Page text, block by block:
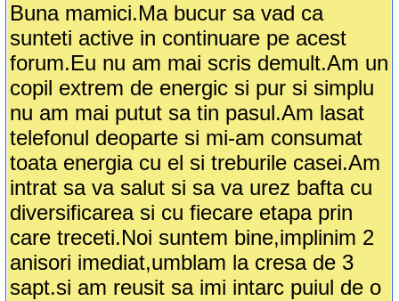
Buna mamici.Ma bucur sa vad ca
sunteti active in continuare pe acest
forum.Eu nu am mai scris demult.Am un
copil extrem de energic si pur si simplu
nu am mai putut sa tin pasul.Am lasat
telefonul deoparte si mi-am consumat
toata energia cu el si treburile casei.Am
intrat sa va salut si sa va urez bafta cu
diversificarea si cu fiecare etapa prin
care treceti.Noi suntem bine,implinim 2
anisori imediat,umblam la cresa de 3
sapt.si am reusit sa imi intarc puiul de o